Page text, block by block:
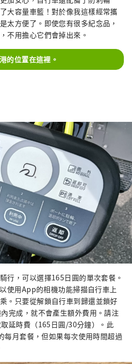
大容量車籃！對於像我這樣經常攜
太方便了。即使您有很多紀念品，
不用擔心它們會掉出來。
的位置在這裡。
行，可以選擇165日圓的單次套餐。
使用App的相機功能掃描自行車上
。只要從解鎖自行車到歸還並鎖好
完成，就不會產生額外費用。請注
延時費（165日圓/30分鐘）。此
每月套餐，但如果每次使用時間超過